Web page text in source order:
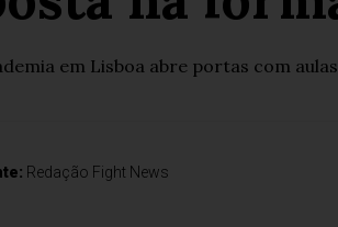
em Lisboa abre portas com
Redação Fight News